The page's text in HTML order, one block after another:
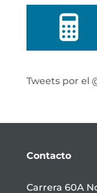
Tweets por el
Contacto
Carrera 60A